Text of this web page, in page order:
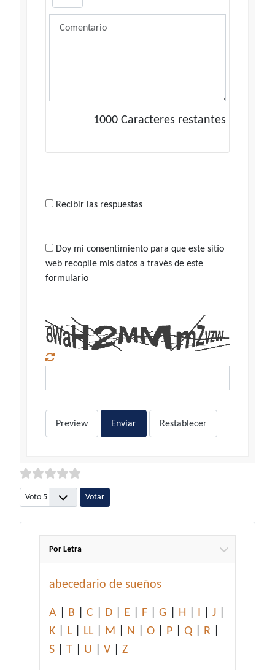
1000 Caracteres restantes
Recibir las respuestas
Doy mi consentimiento para que este sitio
web recopile mis datos a través de este
formulario
Preview Enviar Restablecer
Por favor, vote
Por Letra
abecedario de sueños
A B C D E F G H I J
K
L LL M N O P Q R
S
T U V Z